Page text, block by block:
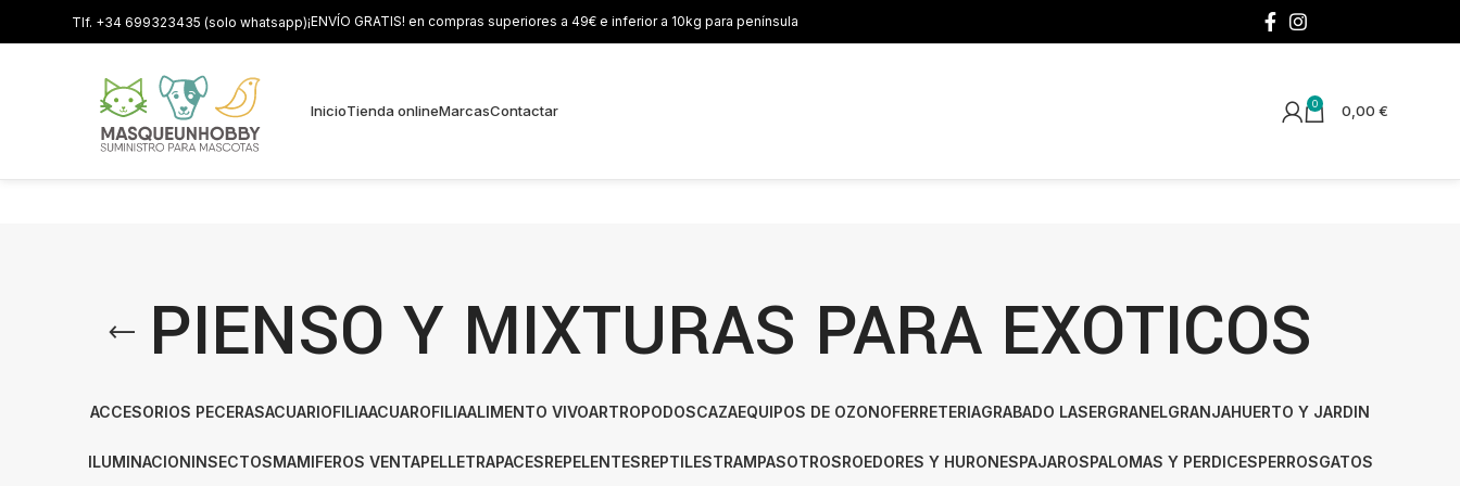
Tlf. +34 699323435 (solo whatsapp)¡ENVÍO GRATIS! en compras superiores a 49€ e inferior a 10kg para península
InicioTienda onlineMarcasContactar 0 0,00 €
PIENSO Y MIXTURAS PARA EXOTICOS
ACCESORIOS PECERASACUARIOFILIAACUAROFILIAALIMENTO VIVOARTROPODOSCAZAEQUIPOS DE OZONOFERRETERIAGRABADO LASERGRANELGRANJAHUERTO Y JARDIN
ILUMINACIONINSECTOSMAMIFEROS VENTAPELLETRAPACESREPELENTESREPTILESTRAMPASOTROSROEDORES Y HURONESPAJAROSPALOMAS Y PERDICESPERROSGATOS